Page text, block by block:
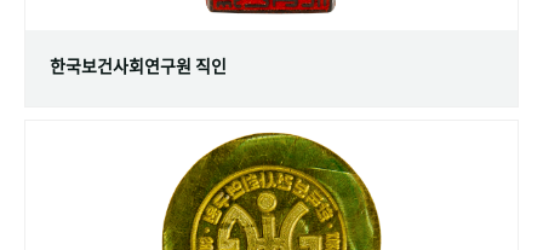
한국보건사회연구원 직인